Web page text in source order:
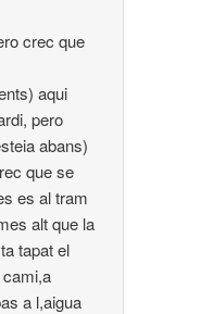
crec que
aqui
pero
abans)
que se
es al tram
alt que la
tapat el
a l,aigua